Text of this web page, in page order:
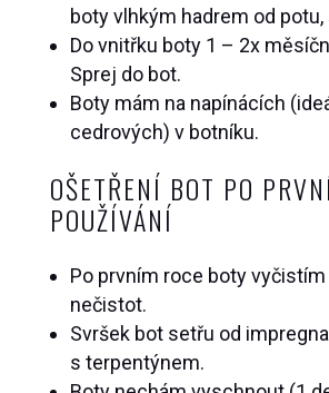
boty vlhkým hadrem od potu,
Do vnitřku boty 1 – 2x
Sprej do bot.
Boty mám na napínácích
cedrových) v botníku.
OŠETŘENÍ BOT PO
POUŽÍVÁNÍ
Po prvním roce boty
nečistot.
Svršek bot setřu od
s terpentýnem.